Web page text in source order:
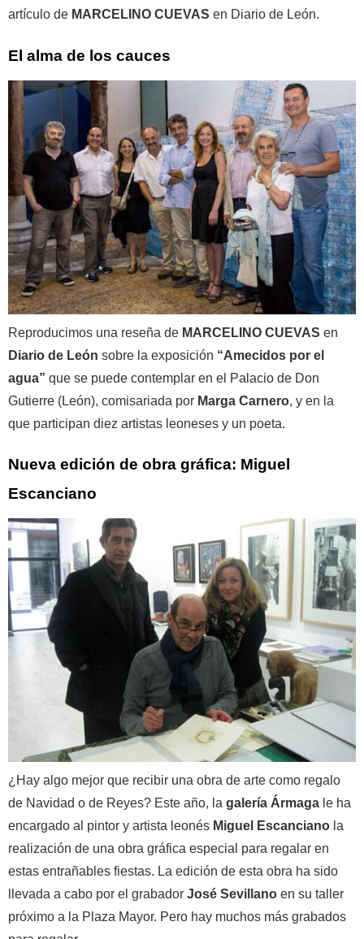
artículo de MARCELINO CUEVAS en Diario de León.
El alma de los cauces
Reproducimos una reseña de MARCELINO CUEVAS en
Diario de León sobre la exposición “Amecidos por el
agua” que se puede contemplar en el Palacio de Don
Gutierre (León), comisariada por Marga Carnero, y en la
que participan diez artistas leoneses y un poeta.
Nueva edición de obra gráfica: Miguel
Escanciano
¿Hay algo mejor que recibir una obra de arte como regalo
de Navidad o de Reyes? Este año, la galería Ármaga le ha
encargado al pintor y artista leonés Miguel Escanciano la
realización de una obra gráfica especial para regalar en
estas entrañables fiestas. La edición de esta obra ha sido
llevada a cabo por el grabador José Sevillano en su taller
próximo a la Plaza Mayor. Pero hay muchos más grabados